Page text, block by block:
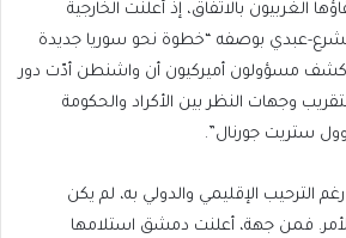
الغربيون بالاتفاق، إذ أعلنت الخارجية
الشرع-عبدي بوصفه “خطوة نحو سوريا جديدة
كشف مسؤولون أميركيون أن واشنطن أدّت دور
وجهات النظر بين الأكراد والحكومة
ستريت جورنال”.
الترحيب الإقليمي والدولي به، لم يكن
فمن جهة، أعلنت دمشق استلامها